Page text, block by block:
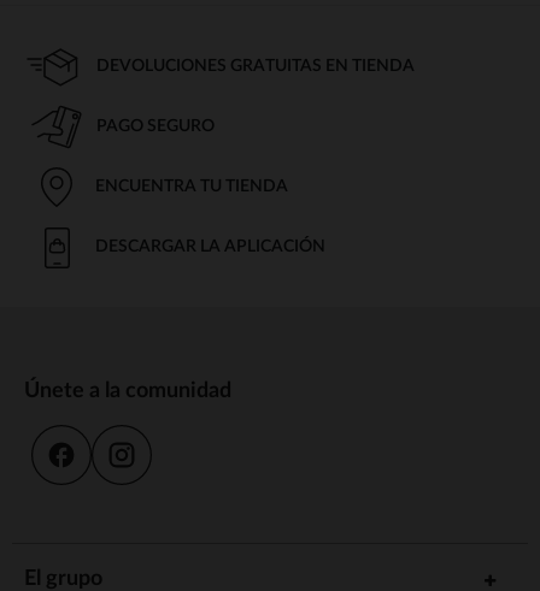
DEVOLUCIONES GRATUITAS EN TIENDA
PAGO SEGURO
ENCUENTRA TU TIENDA
DESCARGAR LA APLICACIÓN
Únete a la comunidad
El grupo